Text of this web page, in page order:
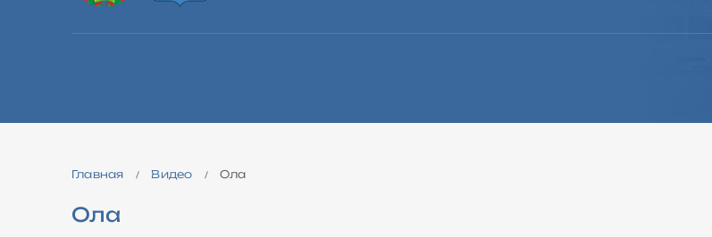
ЖИЛИЩНАЯ ПОЛИТИКА ДЛЯ ОБРАЩЕНИЙ
Главная / Видео / Ола
Ола